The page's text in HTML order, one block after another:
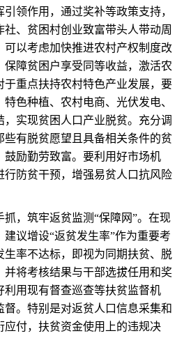
领作用，通过奖补等政策支持，
、贫困村创业致富带头人带动周
可以考虑加快推进农村产权制度改
障贫困户享受同等收益，激活农
于重点扶持农村特色产业发展，要
色种植、农村电商、光伏发电、
实现贫困人口产业脱贫。充分调
些有脱贫愿望且具备相关条件的贫
鼓励勤劳致富。要利用好市场机
行防贫干预，增强易贫人口抗风险
，筑牢返贫监测“保障网”。在现
议增设“返贫发生率”作为重要考
率不达标，即视为同期扶贫、脱
并将考核结果与干部选拔任用和奖
利用现有督查巡查等扶贫监督机
。特别是对返贫人口信息采集和
应付，扶贫资金使用上的违规决